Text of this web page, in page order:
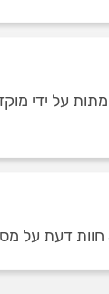
על ידי מוקד